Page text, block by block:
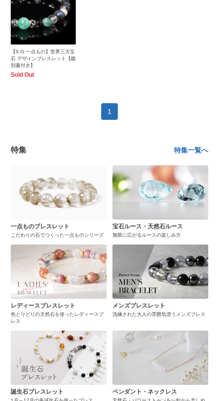
【X.G 一点もの】世界三大宝
石 デザインブレスレット【鑑
別書付き】
Sold Out
1
特集 特集一覧へ
一点ものブレスレット
こだわりの石でつくった一点ものシリーズ
宝石ルース・天然石ルース
無限に広がるルースの楽しみ方
レディースブレスレット
色とりどりの天然石を使ったレディースブ
レス
メンズブレスレット
洗練された大人の雰囲気漂うメンズブレス
誕生石ブレスレット ペンダント・ネックレス